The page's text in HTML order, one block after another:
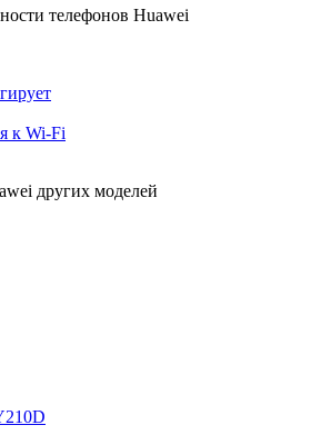
телефонов Huawei
к Wi-Fi
других моделей